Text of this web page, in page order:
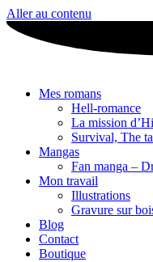
Aller au contenu
Mes romans
Hell-romance
La mission
Survival, The
Mangas
Fan manga –
Mon travail
Illustrations
Gravure sur
Blog
Contact
Boutique